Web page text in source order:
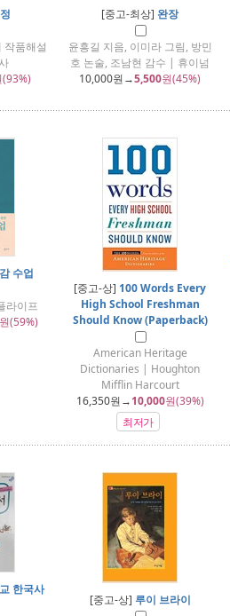
작품해설
[중고-최상] 완장
윤흥길 지음, 이미라 그림, 방민
호 논술, 조남현 감수 | 휴이넘
10,000원→5,500원(45%)
수업
라이프
원(59%)
[중고-상] 100 Words Every
High School Freshman
Should Know (Paperback)
American Heritage
Dictionaries | Houghton
Mifflin Harcourt
16,350원→10,000원(39%)
최저가
한국사
[중고-상] 루이 브라이